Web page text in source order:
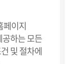
페이지
하는 모든
및 절차에